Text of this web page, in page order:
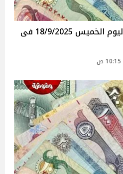
سعر الدرهم الإماراتي اليوم الخميس 18/9/2025 فى